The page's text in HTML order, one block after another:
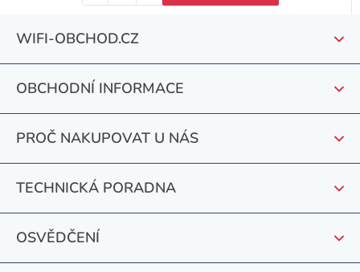
WIFI-OBCHOD.CZ
OBCHODNÍ INFORMACE
PROČ NAKUPOVAT U NÁS
TECHNICKÁ PORADNA
OSVĚDČENÍ